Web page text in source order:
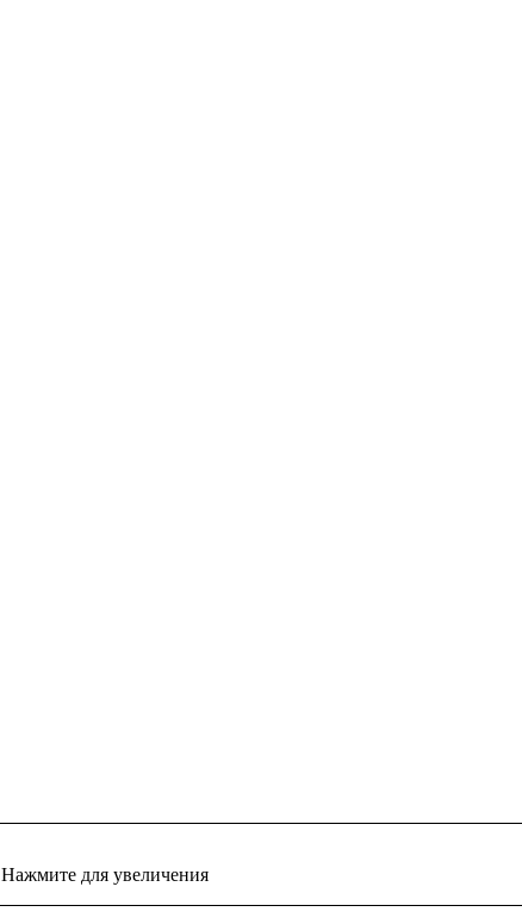
Нажмите для увеличения